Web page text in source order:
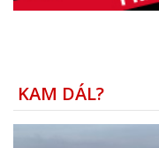
KAM DÁL?